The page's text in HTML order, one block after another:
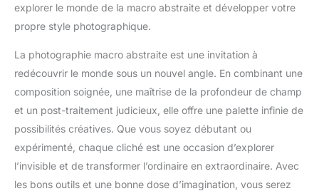
explorer le monde de la macro abstraite et développer votre
propre style photographique.
La photographie macro abstraite est une invitation à
redécouvrir le monde sous un nouvel angle. En combinant une
composition soignée, une maîtrise de la profondeur de champ
et un post-traitement judicieux, elle offre une palette infinie de
possibilités créatives. Que vous soyez débutant ou
expérimenté, chaque cliché est une occasion d’explorer
l’invisible et de transformer l’ordinaire en extraordinaire. Avec
les bons outils et une bonne dose d’imagination, vous serez